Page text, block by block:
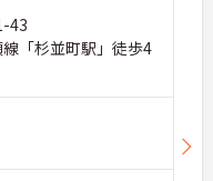
43
「杉並町駅」徒歩4